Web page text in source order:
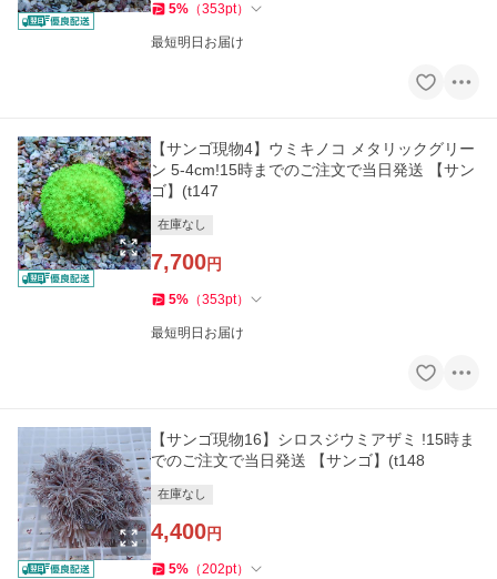
5% （353pt）
最短明日お届け
【サンゴ現物4】ウミキノコ メタリックグリー
ン 5-4cm!15時までのご注文で当日発送 【サン
ゴ】(t147
在庫なし
7,700円
5% （353pt）
最短明日お届け
【サンゴ現物16】シロスジウミアザミ !15時ま
でのご注文で当日発送 【サンゴ】(t148
在庫なし
4,400円
5% （202pt）